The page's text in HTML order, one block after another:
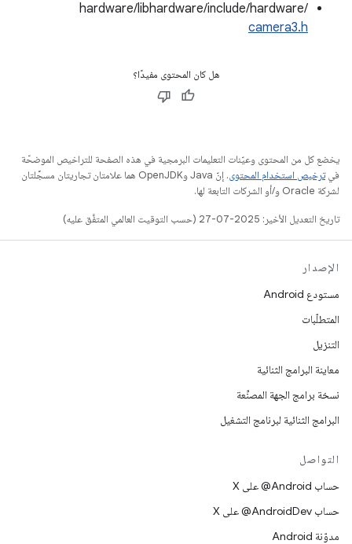
hardware/libhardware/include/hardware/
camera3.h
هل كان المحتوى مفيدًا؟
يخضع كل من المحتوى وعيّنات التعليمات البرمجية في هذه الصفحة للتراخيص الموضحّة
فيترخيص استخدام المحتوى
. إنّ Java وOpenJDK هما علامتان تجاريتان مسجَّلتان
لشركة Oracle و/أو الشركات التابعة لها.
تاريخ التعديل الأخير: 2025-07-27 (حسب التوقيت العالمي المتفَّق عليه)
الإصدار
مستودع Android
المتطلّبات
التنزيل
معاينة البرامج الثنائية
نسخة برامج الجهة المصنِّعة
البرامج الثنائية لبرنامج التشغيل
التواصل
حساب ‎@Android على X
حساب ‎@AndroidDev على X
مدوّنة Android